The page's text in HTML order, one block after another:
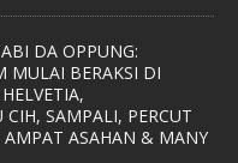
DA OPPUNG:
MULAI BERAKSI DI
SAMPALI, PERCUT
ASAHAN & MANY